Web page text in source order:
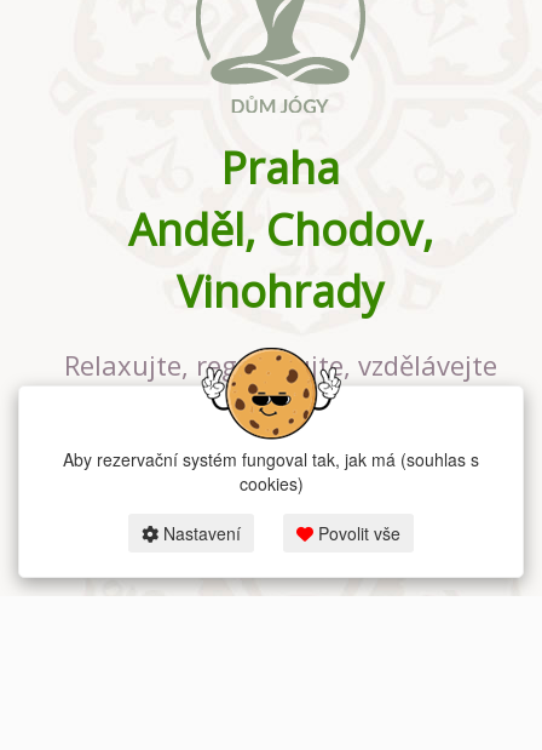
Praha
Anděl, Chodov,
Vinohrady
Relaxujte, regenerujte, vzdělávejte
se v největším jógovém studiu v
Praze
Aby rezervační systém fungoval tak, jak má (souhlas s
cookies)
Nastavení Povolit vše